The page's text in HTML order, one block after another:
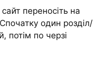
переносіть на
один розділ/
потім по черзі